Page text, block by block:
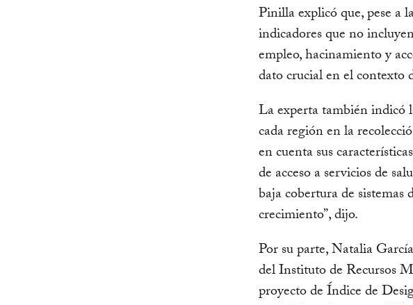
Pinilla explicó que, pese a
indicadores que no
empleo, hacinamiento y
dato crucial en el
La experta también indicó
cada región en la
en cuenta sus
de acceso a servicios de
baja cobertura de sistemas
crecimiento”, dijo.
Por su parte, Natalia
del Instituto de Recursos
proyecto de Índice de